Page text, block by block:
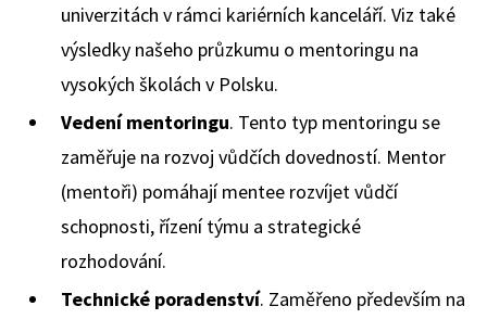
univerzitách v rámci kariérních kanceláří. Viz také
výsledky našeho průzkumu o mentoringu na
vysokých školách v Polsku.
Vedení mentoringu. Tento typ mentoringu se
zaměřuje na rozvoj vůdčích dovedností. Mentor
(mentoři) pomáhají mentee rozvíjet vůdčí
schopnosti, řízení týmu a strategické
rozhodování.
Technické poradenství. Zaměřeno především na